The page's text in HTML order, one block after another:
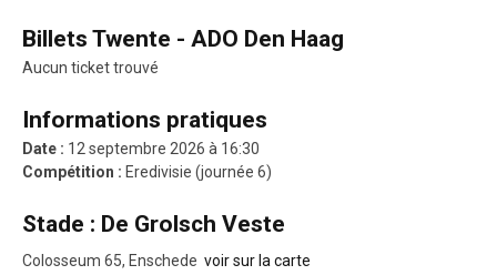
Billets Twente - ADO Den Haag
Aucun ticket trouvé
Informations pratiques
Date : 12 septembre 2026 à 16:30
Compétition : Eredivisie (journée 6)
Stade : De Grolsch Veste
Colosseum 65, Enschede voir sur la carte